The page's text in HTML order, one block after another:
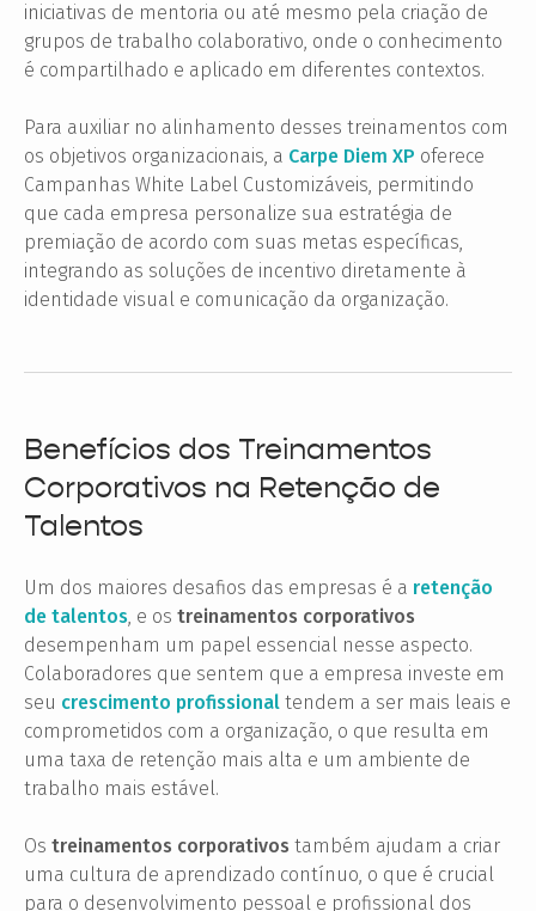
iniciativas de mentoria ou até mesmo pela criação de
grupos de trabalho colaborativo, onde o conhecimento
é compartilhado e aplicado em diferentes contextos.
Para auxiliar no alinhamento desses treinamentos com
os objetivos organizacionais, a Carpe Diem XP oferece
Campanhas White Label Customizáveis, permitindo
que cada empresa personalize sua estratégia de
premiação de acordo com suas metas específicas,
integrando as soluções de incentivo diretamente à
identidade visual e comunicação da organização.
Benefícios dos Treinamentos
Corporativos na Retenção de
Talentos
Um dos maiores desafios das empresas é a retenção
de talentos, e os treinamentos corporativos
desempenham um papel essencial nesse aspecto.
Colaboradores que sentem que a empresa investe em
seu crescimento profissional tendem a ser mais leais e
comprometidos com a organização, o que resulta em
uma taxa de retenção mais alta e um ambiente de
trabalho mais estável.
Os treinamentos corporativos também ajudam a criar
uma cultura de aprendizado contínuo, o que é crucial
para o desenvolvimento pessoal e profissional dos